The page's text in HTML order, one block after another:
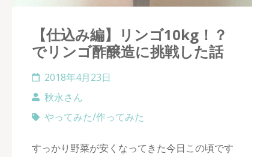
【仕込み編】リンゴ10kg！？
でリンゴ酢醸造に挑戦した話
2018年4月23日
秋永さん
やってみた/作ってみた
すっかり野菜が安くなってきた今日この頃です